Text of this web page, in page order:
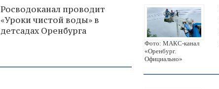
Росводоканал проводит
«Уроки чистой воды» в
детсадах Оренбурга
Фото: МАКС-канал
«Оренбург.
Официально»